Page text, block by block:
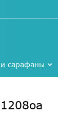
сарафаны